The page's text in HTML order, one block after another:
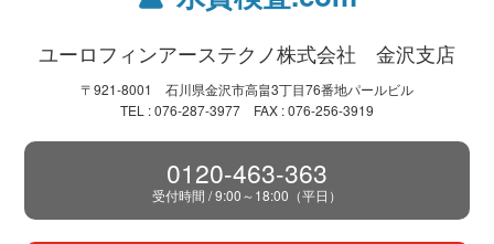
ユーロフィンアーステクノ株式会社 金沢支店
〒921-8001 石川県金沢市高畠3丁目76番地パールビル
TEL : 076-287-3977 FAX : 076-256-3919
0120-463-363
受付時間 / 9:00～18:00（平日）